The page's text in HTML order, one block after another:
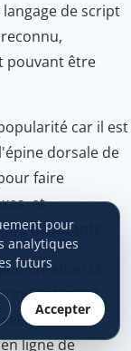
de script
pouvant être
car il est
dorsale de
faire
et
débutants.
la
Il peut
ligne de
pour
analytiques
futurs
Accepter